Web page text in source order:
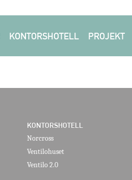
KONTORSHOTELL PROJEKT
KONTORSHOTELL
Norcross
Ventilohuset
Ventilo 2.0